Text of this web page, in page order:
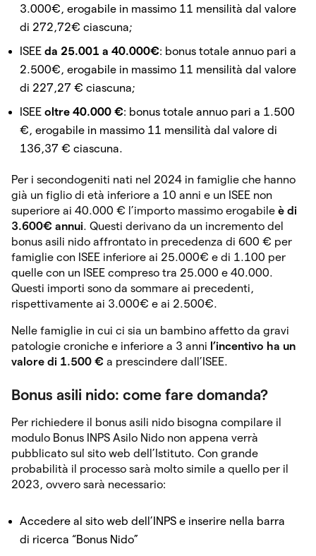
3.000€, erogabile in massimo 11 mensilità dal valore
di 272,72€ ciascuna;
ISEE da 25.001 a 40.000€: bonus totale annuo pari a
2.500€, erogabile in massimo 11 mensilità dal valore
di 227,27 € ciascuna;
ISEE oltre 40.000 €: bonus totale annuo pari a 1.500
€, erogabile in massimo 11 mensilità dal valore di
136,37 € ciascuna.
Per i secondogeniti nati nel 2024 in famiglie che hanno
già un figlio di età inferiore a 10 anni e un ISEE non
superiore ai 40.000 € l’importo massimo erogabile è di
3.600€ annui. Questi derivano da un incremento del
bonus asili nido affrontato in precedenza di 600 € per
famiglie con ISEE inferiore ai 25.000€ e di 1.100 per
quelle con un ISEE compreso tra 25.000 e 40.000.
Questi importi sono da sommare ai precedenti,
rispettivamente ai 3.000€ e ai 2.500€.
Nelle famiglie in cui ci sia un bambino affetto da gravi
patologie croniche e inferiore a 3 anni l’incentivo ha un
valore di 1.500 € a prescindere dall’ISEE.
Bonus asili nido: come fare domanda?
Per richiedere il bonus asili nido bisogna compilare il
modulo Bonus INPS Asilo Nido non appena verrà
pubblicato sul sito web dell’Istituto. Con grande
probabilità il processo sarà molto simile a quello per il
2023, ovvero sarà necessario:
Accedere al sito web dell’INPS e inserire nella barra
di ricerca “Bonus Nido”